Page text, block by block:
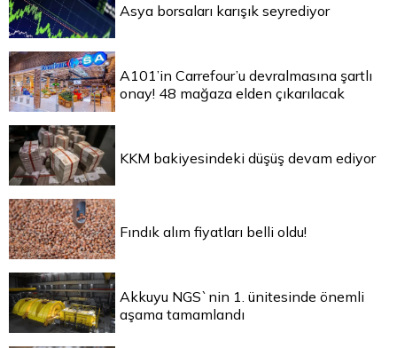
Asya borsaları karışık seyrediyor
A101’in Carrefour’u devralmasına şartlı
onay! 48 mağaza elden çıkarılacak
KKM bakiyesindeki düşüş devam ediyor
Fındık alım fiyatları belli oldu!
Akkuyu NGS`nin 1. ünitesinde önemli
aşama tamamlandı